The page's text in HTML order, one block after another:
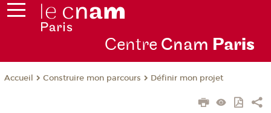
Centre Cnam Paris
Accueil Construire mon parcours Définir mon projet